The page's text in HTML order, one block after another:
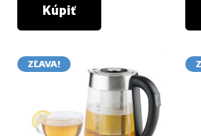
€169.90.
€129.90.
Kúpiť
ZĽAVA!